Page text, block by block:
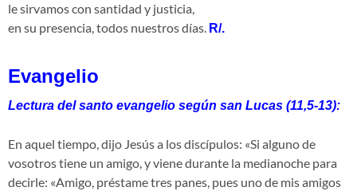
le sirvamos con santidad y justicia,
en su presencia, todos nuestros días. R/.
Evangelio
Lectura del santo evangelio según san Lucas (11,5-13):
En aquel tiempo, dijo Jesús a los discípulos: «Si alguno de
vosotros tiene un amigo, y viene durante la medianoche para
decirle: «Amigo, préstame tres panes, pues uno de mis amigos